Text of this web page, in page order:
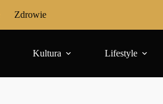
Zdrowie
Kultura Lifestyle